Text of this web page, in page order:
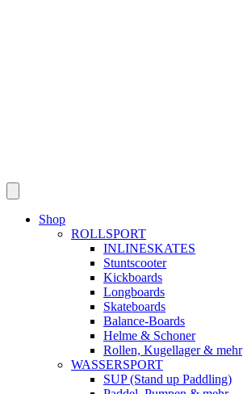
Shop
ROLLSPORT
INLINESKATES
Stuntscooter
Kickboards
Longboards
Skateboards
Balance-Boards
Helme & Schoner
Rollen, Kugellager & mehr
WASSERSPORT
SUP (Stand up Paddling)